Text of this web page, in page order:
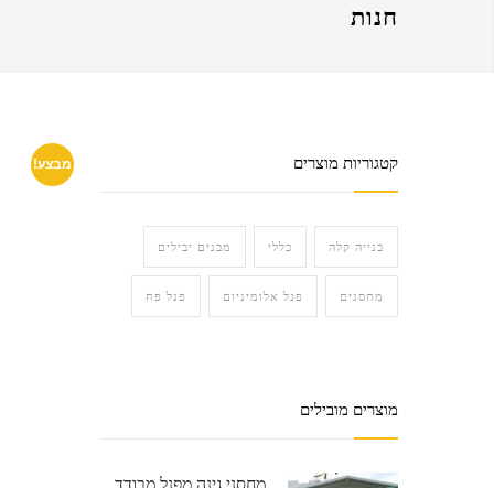
חנות
מבצע! קטגוריות מוצרים
בנייה קלה כללי מבנים יבילים
מחסנים פנל אלומיניום פנל פח
מוצרים מובילים
מחסני גינה מפנל מבודד